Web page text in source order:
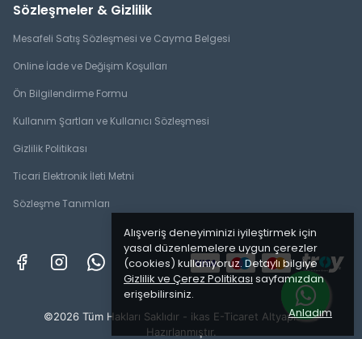
Alışveriş deneyiminizi iyileştirmek için
yasal düzenlemelere uygun çerezler
(cookies) kullanıyoruz. Detaylı bilgiye
Gizlilik ve Çerez Politikası sayfamızdan
erişebilirsiniz.
Anladım
Sözleşmeler & Gizlilik
Mesafeli Satış Sözleşmesi ve Cayma Belgesi
Online İade ve Değişim Koşulları
Ön Bilgilendirme Formu
Kullanım Şartları ve Kullanıcı Sözleşmesi
Gizlilik Politikası
Ticari Elektronik İleti Metni
Sözleşme Tanımları
©2026 Tüm Hakları Saklıdır - ikas E-Ticaret Altyapısı ile
Hazırlanmıştır.